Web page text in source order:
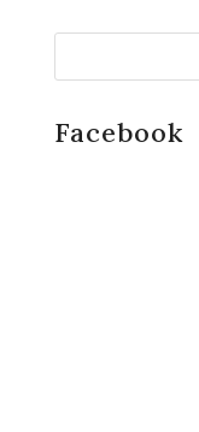
Facebook